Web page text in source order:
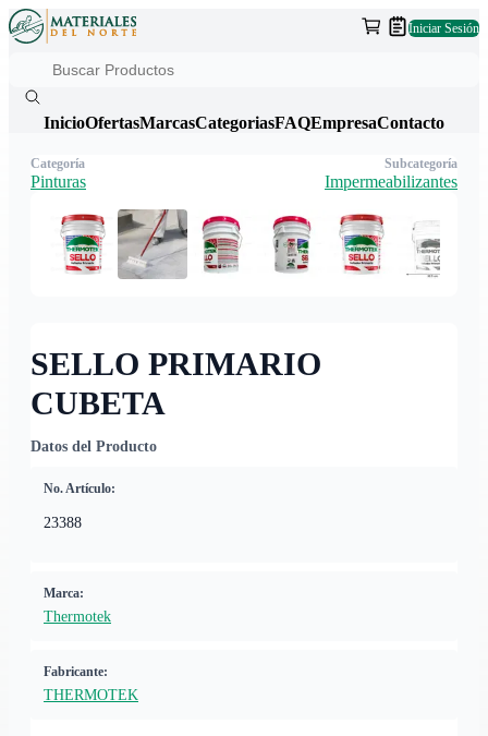
Iniciar Sesión
InicioOfertasMarcasCategoriasFAQEmpresaContacto
SELLO PRIMARIO
CUBETA
Datos del Producto
No. Artículo:
23388
Marca:
Thermotek
Fabricante:
THERMOTEK
Categoría
Pinturas
Subcategoría
Impermeabilizantes